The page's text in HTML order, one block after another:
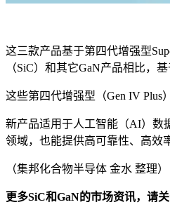
这三款产品基于第四代增强型
（SiC）和其它GaN产品相比，
这些第四代增强型（Gen IV
新产品适用于人工智能（AI）数
领域，也能提供高可靠性、高效
（集邦化合物半导体 金水 整理）
更多SiC和GaN的市场资讯，请